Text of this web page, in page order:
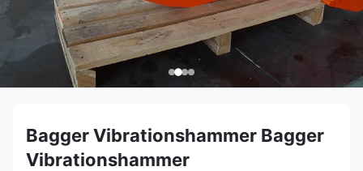
Bagger Vibrationshammer Bagger
Vibrationshammer